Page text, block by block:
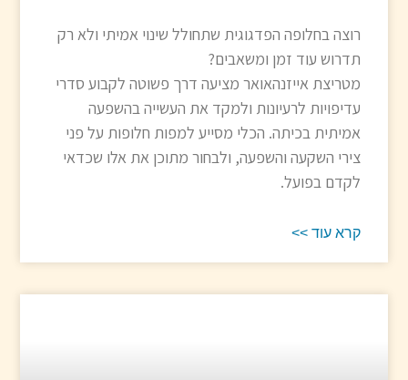
רוצה בחלופה הפדגוגית שתחולל שינוי אמיתי ולא רק
תדרוש עוד זמן ומשאבים?
מטריצת אייזנהאואר מציעה דרך פשוטה לקבוע סדרי
עדיפויות לרעיונות ולמקד את העשייה בהשפעה
אמיתית בכיתה. הכלי מסייע למפות חלופות על פני
צירי השקעה והשפעה, ולבחור מתוכן את אלו שכדאי
לקדם בפועל.
קרא עוד >>